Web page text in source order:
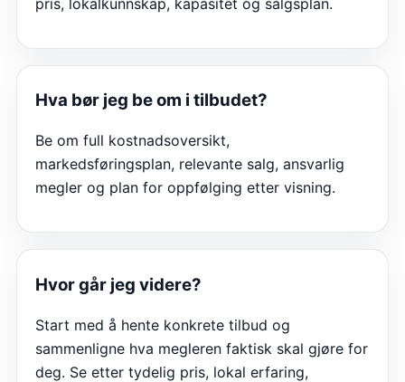
pris, lokalkunnskap, kapasitet og salgsplan.
Hva bør jeg be om i tilbudet?
Be om full kostnadsoversikt,
markedsføringsplan, relevante salg, ansvarlig
megler og plan for oppfølging etter visning.
Hvor går jeg videre?
Start med å hente konkrete tilbud og
sammenligne hva megleren faktisk skal gjøre for
deg. Se etter tydelig pris, lokal erfaring,